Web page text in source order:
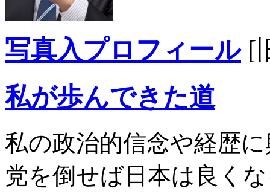
写真入プロフィール [
私が歩んできた道
私の政治的信念や経歴
党を倒せば日本は良く